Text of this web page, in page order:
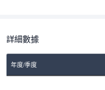
詳細數據
年度/季度 單季營